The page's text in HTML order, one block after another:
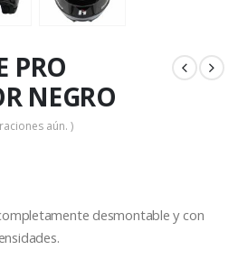
PRO
NEGRO
aún. )
desmontable y con